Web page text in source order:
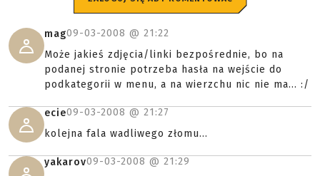
mag09-03-2008 @ 21:22
Może jakieś zdjęcia/linki bezpośrednie, bo na
podanej stronie potrzeba hasła na wejście do
podkategorii w menu, a na wierzchu nic nie ma... :/
ecie09-03-2008 @ 21:27
kolejna fala wadliwego złomu...
yakarov09-03-2008 @ 21:29